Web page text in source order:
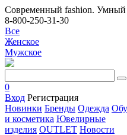
Современный fashion. Умный
8-800-250-31-30
Все
Женское
Мужское
0
Вход Регистрация
Новинки Бренды Одежда
и косметика Ювелирные
изделия OUTLET Новости